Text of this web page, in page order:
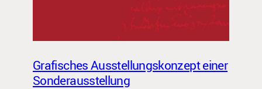
Grafisches Ausstellungskonzept einer
Sonderausstellung